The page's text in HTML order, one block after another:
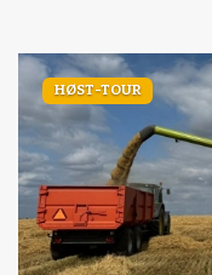
HØST-TOUR